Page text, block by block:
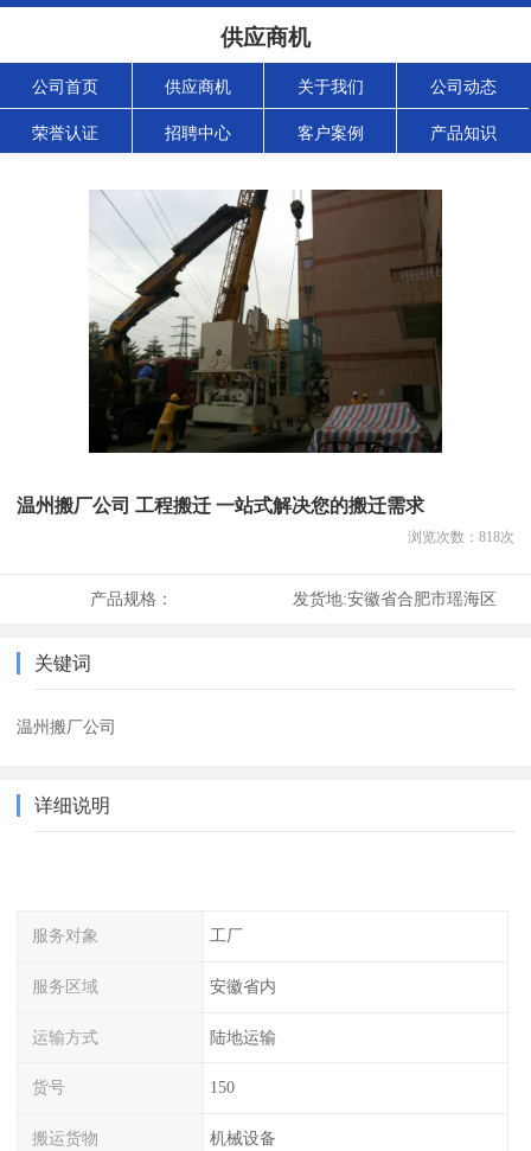
供应商机
公司首页 供应商机 关于我们 公司动态
荣誉认证 招聘中心 客户案例 产品知识
温州搬厂公司 工程搬迁 一站式解决您的搬迁需求
浏览次数： 818次
产品规格： 发货地:安徽省合肥市瑶海区
关键词
温州搬厂公司
详细说明
服务对象 工厂
服务区域 安徽省内
运输方式 陆地运输
货号 150
搬运货物 机械设备